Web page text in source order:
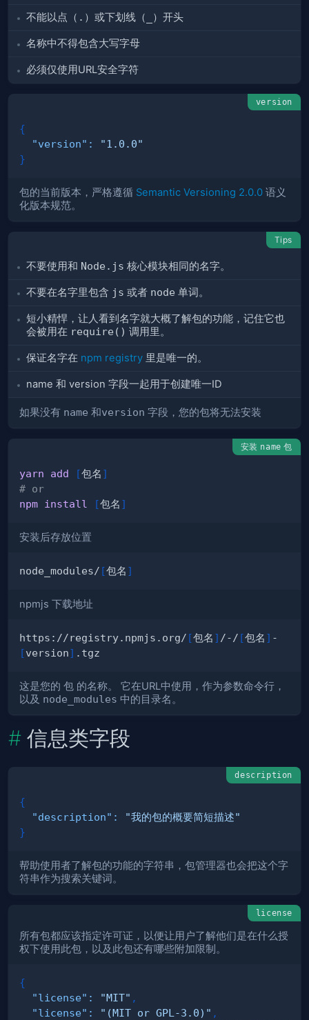
不能以点（ . ）或下划线（ ）开头
名称中不得包含大写字母
必须仅使用URL安全字符
version
{
"version" :
"1.0.0"
}
包的当前版本，严格遵循 Semantic Versioning 2.0.0 语义
化版本规范。
Tips
不要使用和 Node.js 核心模块相同的名字。
不要在名字里包含 js 或者 node 单词。
短小精悍，让人看到名字就大概了解包的功能，记住它也
会被用在 require() 调用里。
保证名字在 npm registry 里是唯一的。
name 和 version 字段一起用于创建唯一ID
如果没有 name 和version 字段，您的包将无法安装
安装 name 包
yarn add [包名 ]
# or
npm install [包名 ]
安装后存放位置
node_modules/ [包名 ]
npmjs 下载地址
https://registry.npmjs.org/ [包名 ] /-/ [包名 ] -
[version]
这是您的 包 的名称。 它在URL中使用，作为参数命令行，
以及 node_modules 中的目录名。
信息类字段
description
{
"description" :
"我的包的概要简短描述"
}
帮助使用者了解包的功能的字符串，包管理器也会把这个字
符串作为搜索关键词。
license
所有包都应该指定许可证，以便让用户了解他们是在什么授
权下使用此包，以及此包还有哪些附加限制。
{
"license" : "MIT" ,
"license" : "(MIT or GPL-3.0)" ,